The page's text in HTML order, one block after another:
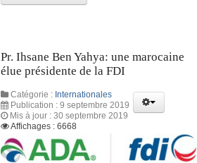
Pr. Ihsane Ben Yahya: une marocaine
élue présidente de la FDI
Catégorie : Internationales
Publication : 9 septembre 2019
Mis à jour : 30 septembre 2019
Affichages : 6668